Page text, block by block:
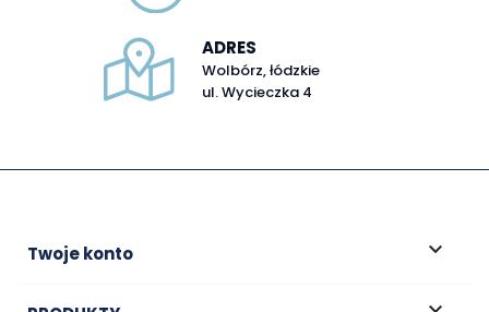
ADRES
Wolbórz, łódzkie
ul. Wycieczka 4
Twoje konto 